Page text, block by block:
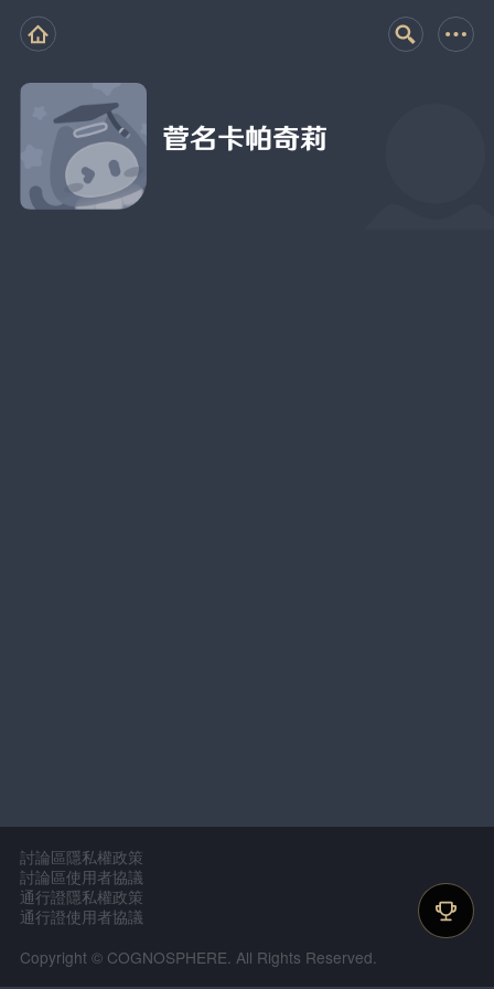
菅名卡帕奇莉
討論區隱私權政策
討論區使用者協議
通行證隱私權政策
通行證使用者協議
Copyright © COGNOSPHERE. All Rights Reserved.